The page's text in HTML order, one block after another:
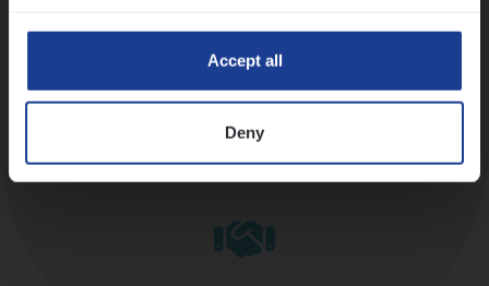
Accept all
Deny
Diepte-interview met leidinggevende